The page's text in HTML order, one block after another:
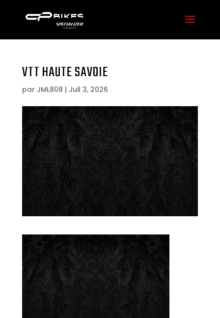
VTT HAUTE SAVOIE
par JML808 | Juil 3, 2026